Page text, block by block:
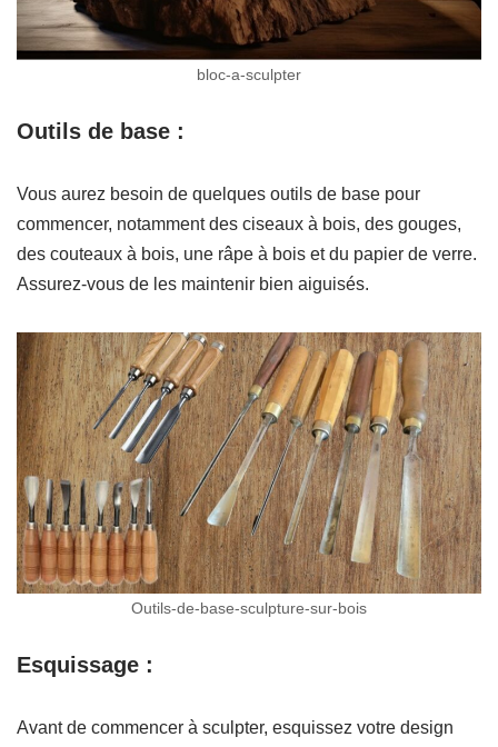
bloc-a-sculpter
Outils de base :
Vous aurez besoin de quelques outils de base pour
commencer, notamment des ciseaux à bois, des gouges,
des couteaux à bois, une râpe à bois et du papier de verre.
Assurez-vous de les maintenir bien aiguisés.
Outils-de-base-sculpture-sur-bois
Esquissage :
Avant de commencer à sculpter, esquissez votre design